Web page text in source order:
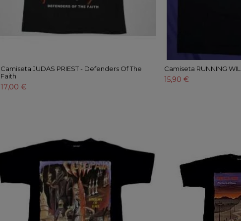
Camiseta JUDAS PRIEST - Defenders Of The
Faith
17,00 €
Camiseta RUNNING
15,90 €